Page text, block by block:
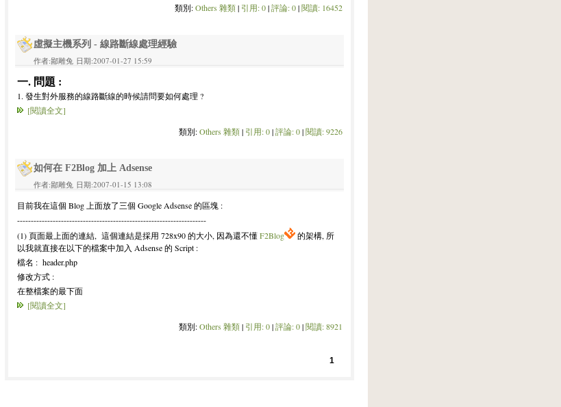
類別:Others 雜類| 引用: 0|評論: 0|閱讀: 16452
虛擬主機系列 - 線路斷線處理經驗
作者:鄙雕兔 日期:2007-01-27 15:59
一. 問題 :
1. 發生對外服務的線路斷線的時候請問要如何處理 ?
[閱讀全文]
類別:Others 雜類| 引用: 0|評論: 0|閱讀: 9226
如何在 F2Blog 加上 Adsense
作者:鄙雕兔 日期:2007-01-15 13:08
目前我在這個 Blog 上面放了三個 Google Adsense 的區塊 :
---------------------------------------------------------------------
(1) 頁面最上面的連結, 這個連結是採用 728x90 的大小, 因為還不懂F2Blog
的架構, 所
以我就直接在以下的檔案中加入 Adsense 的 Script :
檔名 : header.php
修改方式 :
在整檔案的最下面
[閱讀全文]
類別:Others 雜類| 引用: 0|評論: 0|閱讀: 8921
1